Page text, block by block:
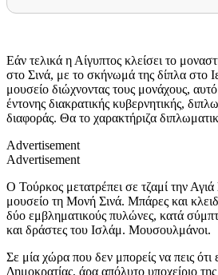
Εάν τελικά η Αίγυπτος κλείσει το
στο Σινά, με το σκήνωμά της δίπλα στο
μουσείο διώχνοντας τους μονάχους, αυτό
έντονης διακρατικής κυβερνητικής,
διαφοράς. Θα το χαρακτήριζα
Advertisement
Advertisement
Ο Τούρκος μετατρέπει σε τζαμί την Αγιά
μουσείο τη Μονή Σινά. Μπάρες και
δύο εμβληματικούς πυλώνες, κατά
και δράστες του Ισλάμ. Μουσουλμάνοι.
Σε μία χώρα που δεν μπορείς να πεις ότι
Δημοκρατίας, άρα απόλυτο υποχείριο